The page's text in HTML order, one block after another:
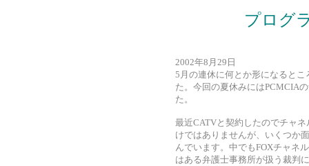
プログ
2002年8月29日
5月の連休に何とか形になると
た。今回の夏休みにはPCMCIA
た。
最近CATVと契約したのでチャ
けではありませんが、いくつか
んでいます。中でもFOXチャネ
はある弁護士事務所が扱う裁判